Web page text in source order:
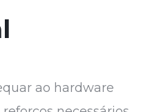
ao hardware